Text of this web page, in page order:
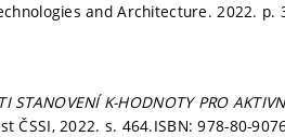
and Architecture. 2022. p.
STANOVENÍ K-HODNOTY PRO
ČSSI, 2022. s. 464.ISBN: 978-80-